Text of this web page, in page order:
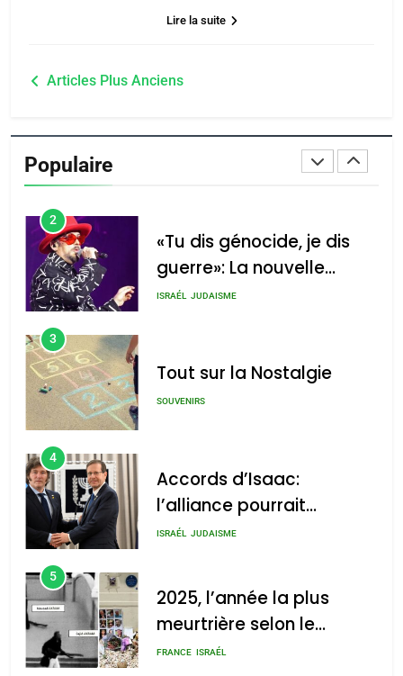
Lire la suite
Navigation
articles
Articles Plus Anciens
Populaire
Tafraout, le miel de Tadla
du terroir
2
«Tu dis génocide, je dis
guerre»: La nouvelle
chanson de Boy George
ISRAÉL JUDAISME
3
Tout sur la Nostalgie
SOUVENIRS
4
Accords d’Isaac:
l’alliance pourrait
s’étendre à 13 pays
ISRAÉL JUDAISME
5
2025, l’année la plus
meurtrière selon le
rapport d’ADL contre
FRANCE ISRAÉL